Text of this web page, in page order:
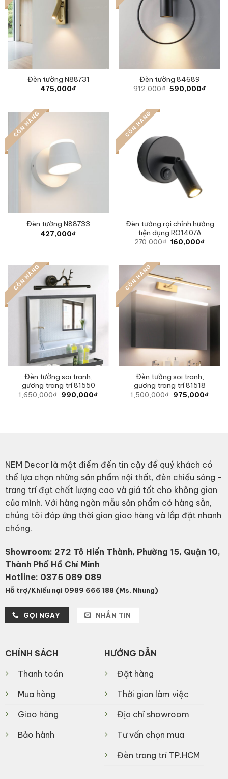
Đèn tường N88731
475,000₫
Đèn tường 84689
912,000₫ Original
price
590,000₫
CÒN HÀNG
Đèn tường N88733
427,000₫
CÒN HÀNG
Đèn tường rọi chỉnh hướng
tiện dụng RO1407A
270,000₫ Original
price
160,000₫
CÒN HÀNG
Đèn tường soi tranh,
gương trang trí 81550
1,650,000₫ Original
price
990,000₫Current
CÒN HÀNG
Đèn tường soi tranh,
gương trang trí 81518
1,500,000₫ Original
price
975,000₫
NEM Decor là một điểm đến tin cậy để quý khách có
thể lựa chọn những sản phẩm nội thất, đèn chiếu sáng -
trang trí đạt chất lượng cao và giá tốt cho không gian
của mình. Với hàng ngàn mẫu sản phẩm có hàng sẵn,
chúng tôi đáp ứng thời gian giao hàng và lắp đặt nhanh
chóng.
Showroom: 272 Tô Hiến Thành, Phường 15, Quận 10,
Thành Phố Hồ Chí Minh
Hotline: 0375 089 089
Hỗ trợ/Khiếu nại 0989 666 188 (Ms. Nhung)
GỌI NGAY NHẮN TIN
CHÍNH SÁCH
Thanh toán
Mua hàng
Giao hàng
Bảo hành
HƯỚNG DẪN
Đặt hàng
Thời gian làm việc
Địa chỉ showroom
Tư vấn chọn mua
Đèn trang trí TP.HCM